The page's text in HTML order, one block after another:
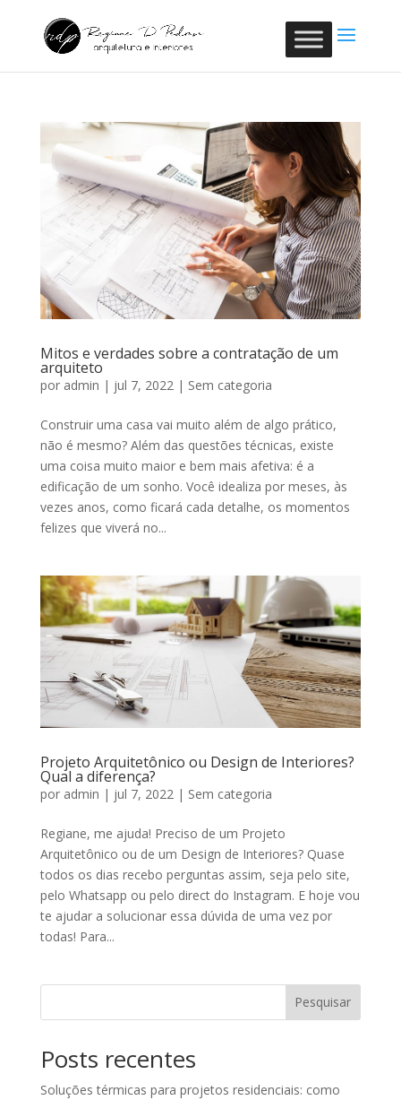
Mitos e verdades sobre a contratação de um
arquiteto
por admin | jul 7, 2022| Sem categoria
Construir uma casa vai muito além de algo prático,
não é mesmo? Além das questões técnicas, existe
uma coisa muito maior e bem mais afetiva: é a
edificação de um sonho. Você idealiza por meses, às
vezes anos, como ficará cada detalhe, os momentos
felizes que viverá no...
Projeto Arquitetônico ou Design de Interiores?
Qual a diferença?
por admin | jul 7, 2022 | Sem categoria
Regiane, me ajuda! Preciso de um Projeto
Arquitetônico ou de um Design de Interiores? Quase
todos os dias recebo perguntas assim, seja pelo site,
pelo Whatsapp ou pelo direct do Instagram. E hoje vou
te ajudar a solucionar essa dúvida de uma vez por
todas! Para...
Pesquisar
Posts recentes
Soluções térmicas para projetos residenciais: como